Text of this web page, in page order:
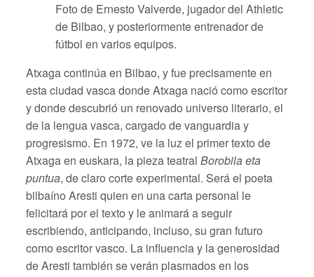
Foto de Ernesto Valverde, jugador del Athletic
de Bilbao, y posteriormente entrenador de
fútbol en varios equipos.
Atxaga continúa en Bilbao, y fue precisamente en
esta ciudad vasca donde Atxaga nació como escritor
y donde descubrió un renovado universo literario, el
de la lengua vasca, cargado de vanguardia y
progresismo. En 1972, ve la luz el primer texto de
Atxaga en euskara, la pieza teatral Borobila eta
puntua, de claro corte experimental. Será el poeta
bilbaíno Aresti quien en una carta personal le
felicitará por el texto y le animará a seguir
escribiendo, anticipando, incluso, su gran futuro
como escritor vasco. La influencia y la generosidad
de Aresti también se verán plasmados en los